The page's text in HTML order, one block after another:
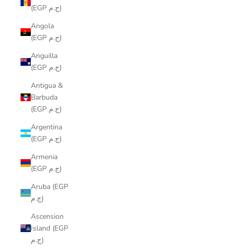
(EGP ج.م)
Angola
(EGP ج.م)
Anguilla
(EGP ج.م)
Antigua &
Barbuda
(EGP ج.م)
Argentina
(EGP ج.م)
Armenia
(EGP ج.م)
Aruba (EGP
ج.م)
Ascension
Island (EGP
ج.م)